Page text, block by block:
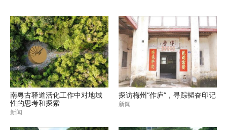
南粤古驿道活化工作中对地域
性的思考和探索
新闻
探访梅州“作庐”，寻踪韬奋印记
新闻